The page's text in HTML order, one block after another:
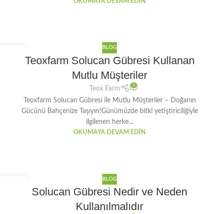
BLOG
Teoxfarm Solucan Gübresi Kullanan
Mutlu Müşteriler
Teox Farm
0
Teoxfarm Solucan Gübresi ile Mutlu Müşteriler – Doğanın
Gücünü Bahçenize Taşıyın!Günümüzde bitki yetiştiriciliğiyle
ilgilenen herke...
OKUMAYA DEVAM EDIN
BLOG
Solucan Gübresi Nedir ve Neden
Kullanılmalıdır